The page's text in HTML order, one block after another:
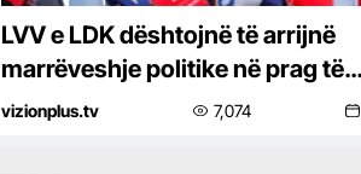
LVV e LDK dështojnë të arrijnë
marrëveshje politike në prag të
mbarimit të afatit kushtetues për
vizionplus.tv 7,074